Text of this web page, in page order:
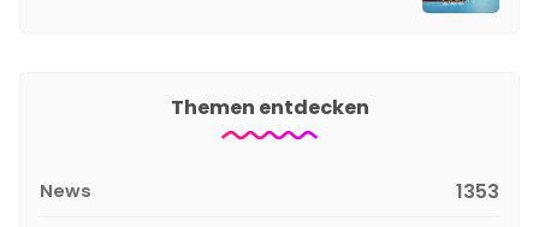
Themen entdecken
News 1353